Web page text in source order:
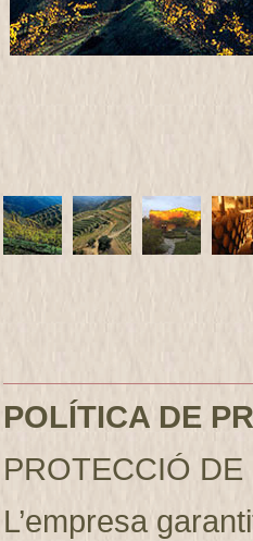
POLÍTICA DE
PROTECCIÓ
L’empresa